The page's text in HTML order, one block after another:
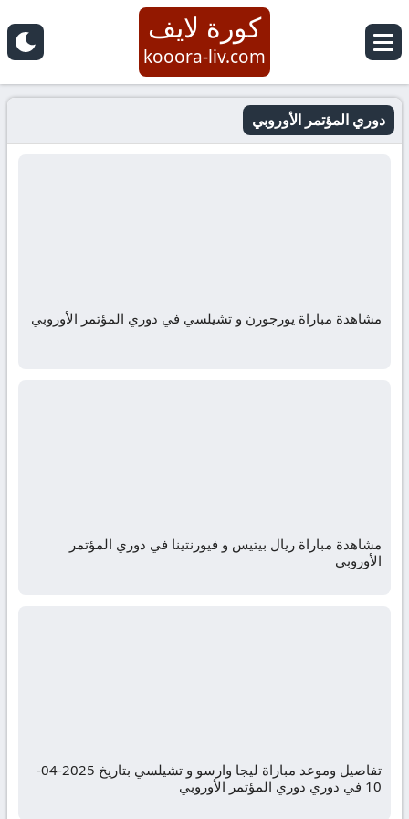
كورة لايف
kooora-liv.com
دوري المؤتمر الأوروبي
مشاهدة مباراة يورجورن و تشيلسي في دوري المؤتمر الأوروبي
مشاهدة مباراة ريال بيتيس و فيورنتينا في دوري المؤتمر
الأوروبي
تفاصيل وموعد مباراة ليجا وارسو و تشيلسي بتاريخ 2025-04-
10 في دوري دوري المؤتمر الأوروبي